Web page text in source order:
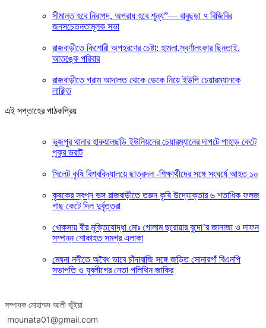
সীমান্ত হবে নিরাপদ, অপরাধ হবে শূন্য”— বাবুছড়া ৭ বিজিবির
জনসচেতনতামূলক সভা
রাজবাড়ীতে কিশোরী অপহরণের চেষ্টা: হামলা,স্বর্ণালংকার ছিনতাই,
আতঙ্কে পরিবার
রাজবাড়ীতে গ্রাম আদালত থেকে ডেকে নিয়ে ইউপি চেয়ারম্যানকে
লাঞ্ছিত
এই সপ্তাহের পাঠকপ্রিয়
ভুজপুর থানার হারুয়ালছড়ি ইউনিয়নের চেয়ারম্যানের দাপটে পাহাড় কেটে
পুকুর ভরাট
সিলেট কৃষি বিশ্ববিদ্যালয়ে ছাত্রদল -শিক্ষার্থীদের সঙ্গে সংঘর্ষে আহত ১০
কৃষকের স্বপ্ন ভঙ্গ রাজবাড়ীতে তরুন কৃষি উদ্যোক্তার ৬ শতাধিক ফলজ
গাছ কেটে দিল দুর্বৃত্তরা
খোকসায় বীর মুক্তিযোদ্ধা মোঃ গোলাম ছরোয়ার বুদো’র জানাজা ও দাফন
সম্পন্ন শোকাহত সমগ্র এলাকা
মেঘনা নদীতে অবৈধ ভাবে চাঁদাবাজি সঙ্গে জড়িত সোনারগাঁ বিএনপি
সভাপতি ও যুবলীগের নেতা পলিথিন জাকির
সম্পাদক মোহাম্মদ আলী ভূঁইয়া
mounata01@gmail.com